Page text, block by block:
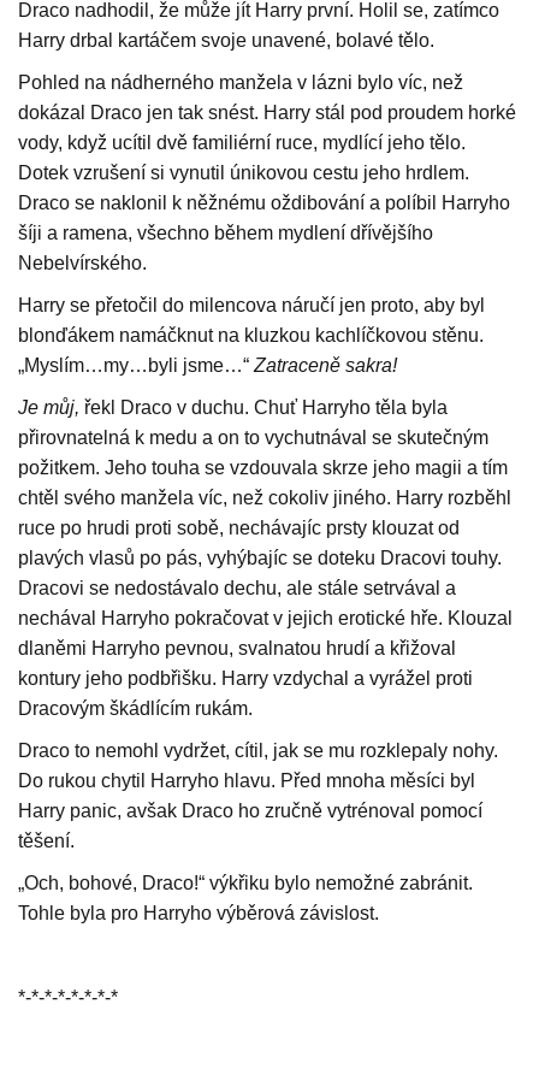
Draco nadhodil, že může jít Harry první. Holil se, zatímco
Harry drbal kartáčem svoje unavené, bolavé tělo.
Pohled na nádherného manžela v lázni bylo víc, než
dokázal Draco jen tak snést. Harry stál pod proudem horké
vody, když ucítil dvě familiérní ruce, mydlící jeho tělo.
Dotek vzrušení si vynutil únikovou cestu jeho hrdlem.
Draco se naklonil k něžnému oždibování a políbil Harryho
šíji a ramena, všechno během mydlení dřívějšího
Nebelvírského.
Harry se přetočil do milencova náručí jen proto, aby byl
blonďákem namáčknut na kluzkou kachlíčkovou stěnu.
„Myslím…my…byli jsme…“Zatraceně sakra!
Je můj, řekl Draco v duchu. Chuť Harryho těla byla
přirovnatelná k medu a on to vychutnával se skutečným
požitkem. Jeho touha se vzdouvala skrze jeho magii a tím
chtěl svého manžela víc, než cokoliv jiného. Harry rozběhl
ruce po hrudi proti sobě, nechávajíc prsty klouzat od
plavých vlasů po pás, vyhýbajíc se doteku Dracovi touhy.
Dracovi se nedostávalo dechu, ale stále setrvával a
nechával Harryho pokračovat v jejich erotické hře. Klouzal
dlaněmi Harryho pevnou, svalnatou hrudí a křižoval
kontury jeho podbřišku. Harry vzdychal a vyrážel proti
Dracovým škádlícím rukám.
Draco to nemohl vydržet, cítil, jak se mu rozklepaly nohy.
Do rukou chytil Harryho hlavu. Před mnoha měsíci byl
Harry panic, avšak Draco ho zručně vytrénoval pomocí
těšení.
„Och, bohové, Draco!“ výkřiku bylo nemožné zabránit.
Tohle byla pro Harryho výběrová závislost.
*-*-*-*-*-*-*-*